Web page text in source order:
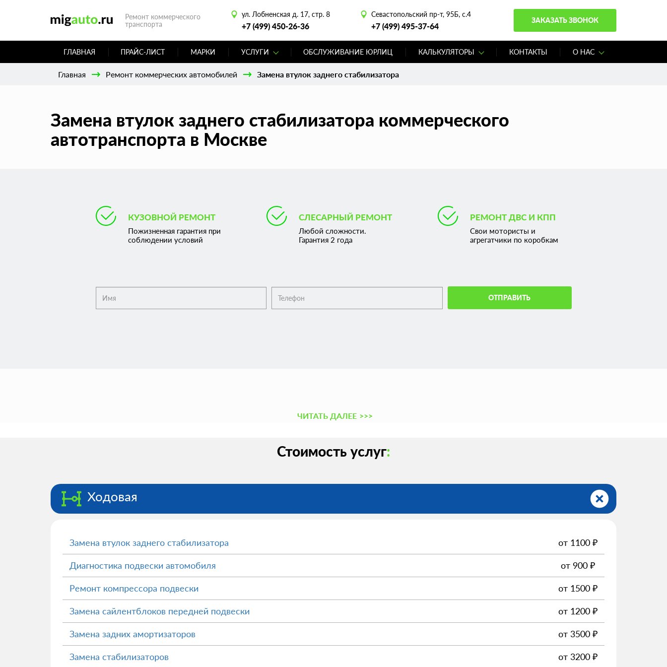
Ремонт коммерческого
транспорта
ул. Лобненская д. 17, стр. 8
+7 (499) 450-26-36
Севастопольский пр-т, 95Б, с.4
+7 (499) 495-37-64
ЗАКАЗАТЬ ЗВОНОК
ГЛАВНАЯ ПРАЙС-ЛИСТ МАРКИ УСЛУГИ ОБСЛУЖИВАНИЕ ЮРЛИЦ КАЛЬКУЛЯТОРЫ КОНТАКТЫ О НАС
Главная Ремонт коммерческих автомобилей Замена втулок заднего стабилизатора
Замена втулок заднего стабилизатора коммерческого
автотранспорта в Москве
КУЗОВНОЙ РЕМОНТ
Пожизненная гарантия при
соблюдении условий
СЛЕСАРНЫЙ РЕМОНТ
Любой сложности.
Гарантия 2 года
РЕМОНТ ДВС И КПП
Свои мотористы и
агрегатчики по коробкам
ОТПРАВИТЬ
ЧИТАТЬ ДАЛЕЕ >>>
Стоимость услуг:
Ходовая
Замена втулок заднего стабилизатора от 1100 ₽
Диагностика подвески автомобиля от 900 ₽
Ремонт компрессора подвески от 1500 ₽
Замена сайлентблоков передней подвески от 1200 ₽
Замена задних амортизаторов от 3500 ₽
Замена стабилизаторов от 3200 ₽